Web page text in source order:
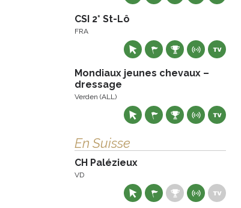
CSI 2* St-Lô
FRA
Mondiaux jeunes chevaux –
dressage
Verden (ALL)
En Suisse
CH Palézieux
VD